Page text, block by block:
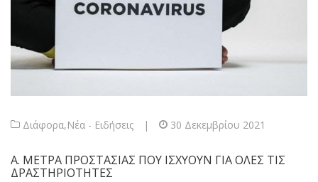
Διάφορα,Νέα - Ειδήσεις | 30 Δεκεμβρίου 2021
Α. ΜΕΤΡΑ ΠΡΟΣΤΑΣΙΑΣ ΠΟΥ ΙΣΧΥΟΥΝ ΓΙΑ ΟΛΕΣ ΤΙΣ
ΔΡΑΣΤΗΡΙΟΤΗΤΕΣ